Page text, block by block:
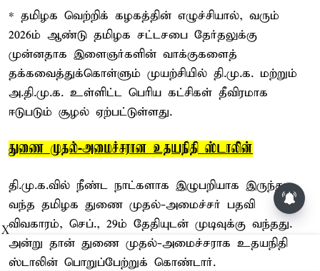
* தமிழக வெற்றிக் கழகத்தின் எழுச்சியால், வரும்
2026ம் ஆண்டு தமிழக சட்டசபை தேர்தலுக்கு
முன்னதாக இளைஞர்களின் வாக்குகளைத்
தக்கவைத்துக்கொள்ளும் முயற்சியில் தி.மு.க. மற்றும்
அ.தி.மு.க. உள்ளிட்ட பெரிய கட்சிகள் தீவிரமாக
ஈடுபடும் சூழல் ஏற்பட்டுள்ளது.
துணை முதல்-அமைச்சரான உதயநிதி ஸ்டாலின்
தி.மு.க.வில் நீண்ட நாட்களாக இழுபறியாக இருந்து
வந்த தமிழக துணை முதல்-அமைச்சர் பதவி
விவகாரம், செப்., 29ம் தேதியுடன் முடிவுக்கு வந்தது.
அன்று தான் துணை முதல்-அமைச்சராக உதயநிதி
ஸ்டாலின் பொறுப்பேற்றுக் கொண்டார்.
X
சசிகலா, தினகரனை கட்சியில்
சேர்க்க வேண்டும்: வேலுமணி,
விஸ்வநாதன் மீண்டும்
போர்க்கொடி